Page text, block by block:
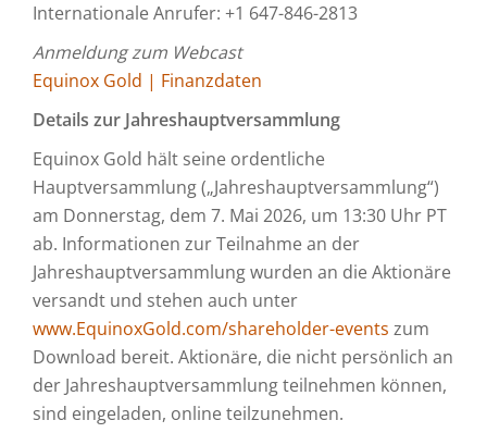
Internationale Anrufer: +1 647-846-2813
Anmeldung zum Webcast
Equinox Gold | Finanzdaten
Details zur Jahreshauptversammlung
Equinox Gold hält seine ordentliche
Hauptversammlung („Jahreshauptversammlung“)
am Donnerstag, dem 7. Mai 2026, um 13:30 Uhr PT
ab. Informationen zur Teilnahme an der
Jahreshauptversammlung wurden an die Aktionäre
versandt und stehen auch unter
www.EquinoxGold.com/shareholder-events zum
Download bereit. Aktionäre, die nicht persönlich an
der Jahreshauptversammlung teilnehmen können,
sind eingeladen, online teilzunehmen.